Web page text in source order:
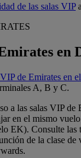
de las salas VIP
en
de Emirates en
A, B y C.
a las salas VIP de
en el mismo
EK). Consulte las
de la clase de